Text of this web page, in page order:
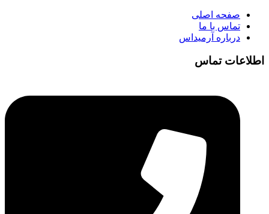
صفحه اصلی
تماس با ما
درباره آرمیداس
اطلاعات تماس